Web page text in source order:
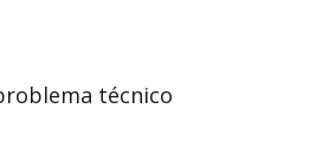
técnico